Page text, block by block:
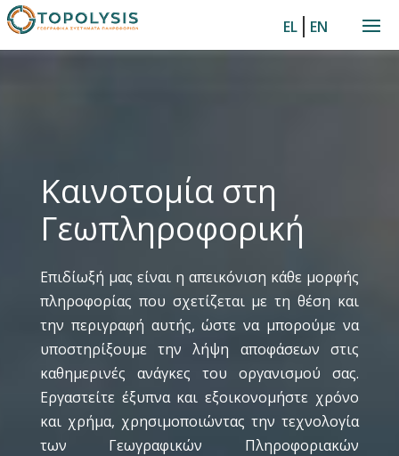
EL | EN
Καινοτομία στη
Γεωπληροφορική
Επιδίωξή μας είναι η απεικόνιση κάθε μορφής
πληροφορίας που σχετίζεται με τη θέση και
την περιγραφή αυτής, ώστε να μπορούμε να
υποστηρίξουμε την λήψη αποφάσεων στις
καθημερινές ανάγκες του οργανισμού σας.
Εργαστείτε έξυπνα και εξοικονομήστε χρόνο
και χρήμα, χρησιμοποιώντας την τεχνολογία
των Γεωγραφικών Πληροφοριακών